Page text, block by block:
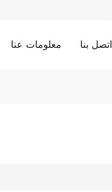
معلومات عنا اتصل بنا